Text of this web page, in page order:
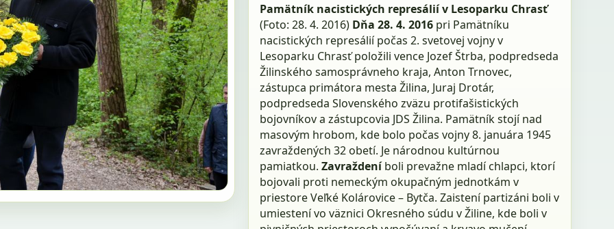
Pamätník nacistických represálií v Lesoparku Chrasť
(Foto: 28. 4. 2016) Dňa 28. 4. 2016pri Pamätníku
nacistických represálií počas 2. svetovej vojny v
Lesoparku Chrasť položili vence Jozef Štrba, podpredseda
Žilinského samosprávneho kraja, Anton Trnovec,
zástupca primátora mesta Žilina, Juraj Drotár,
podpredseda Slovenského zväzu protifašistických
bojovníkov a zástupcovia JDS Žilina. Pamätník stojí nad
masovým hrobom, kde bolo počas vojny 8. januára 1945
zavraždených 32 obetí. Je národnou kultúrnou
pamiatkou. Zavraždeníboli prevažne mladí chlapci, ktorí
bojovali proti nemeckým okupačným jednotkám v
priestore Veľké Kolárovice – Bytča. Zaistení partizáni boli v
umiestení vo väznici Okresného súdu v Žiline, kde boli v